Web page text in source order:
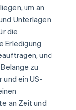
um an
Unterlagen
die
Erledigung
und
zu
und ein US-
an Zeit und